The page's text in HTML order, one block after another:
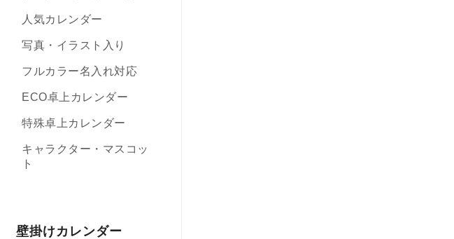
人気カレンダー
写真・イラスト入り
フルカラー名入れ対応
ECO卓上カレンダー
特殊卓上カレンダー
キャラクター・マスコッ
ト
壁掛けカレンダー